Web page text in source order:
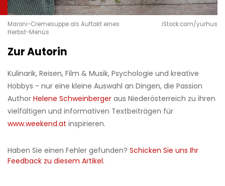
Maroni-Cremesuppe als Auftakt eines
Herbst-Menüs
iStock.com/yurhus
Zur Autorin
Kulinarik, Reisen, Film & Musik, Psychologie und kreative
Hobbys - nur eine kleine Auswahl an Dingen, die Passion
Author Helene Schweinberger aus Niederösterreich zu ihren
vielfältigen und informativen Textbeiträgen für
www.weekend.at inspirieren.
Haben Sie einen Fehler gefunden? Schicken Sie uns Ihr
Feedback zu diesem Artikel.